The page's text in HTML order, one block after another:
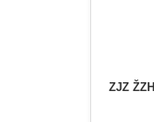
ZJZ ŽZH